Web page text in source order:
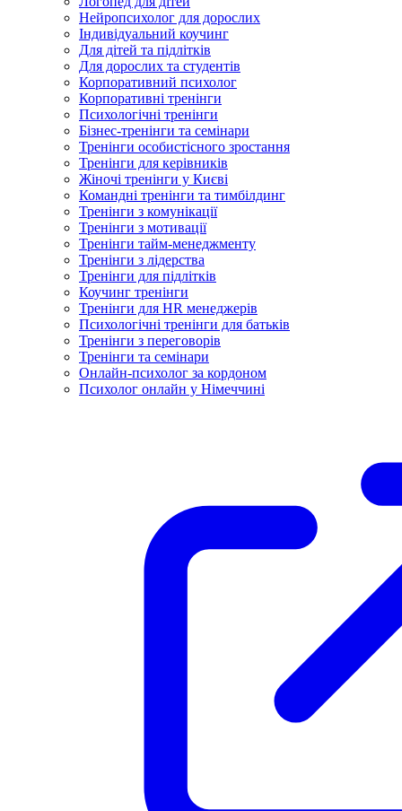
Нейропсихолог для дорослих
Індивідуальний коучинг
Для дітей та підлітків
Для дорослих та студентів
Корпоративний психолог
Корпоративні тренінги
Психологічні тренінги
Бізнес-тренінги та семінари
Тренінги особистісного зростання
Тренінги для керівників
Жіночі тренінги у Києві
Командні тренінги та тимбілдинг
Тренінги з комунікації
Тренінги з мотивації
Тренінги тайм-менеджменту
Тренінги з лідерства
Тренінги для підлітків
Коучинг тренінги
Тренінги для HR менеджерів
Психологічні тренінги для батьків
Тренінги з переговорів
Тренінги та семінари
Онлайн-психолог за кордоном
Психолог онлайн у Німеччині